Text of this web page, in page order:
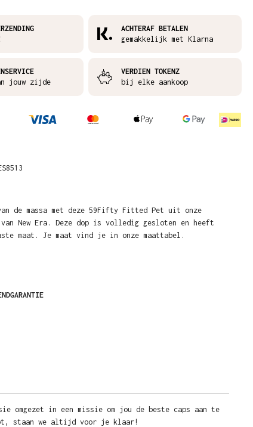
ACHTERAF BETALEN
gemakkelijk met Klarna
jouw zijde
VERDIEN TOKENZ
bij elke aankoop
de massa met deze 59Fifty Fitted Pet uit onze
New Era. Deze dop is volledig gesloten en heeft
maat. Je maat vind je in onze maattabel.
in een missie om jou de beste caps aan te
staan we altijd voor je klaar!